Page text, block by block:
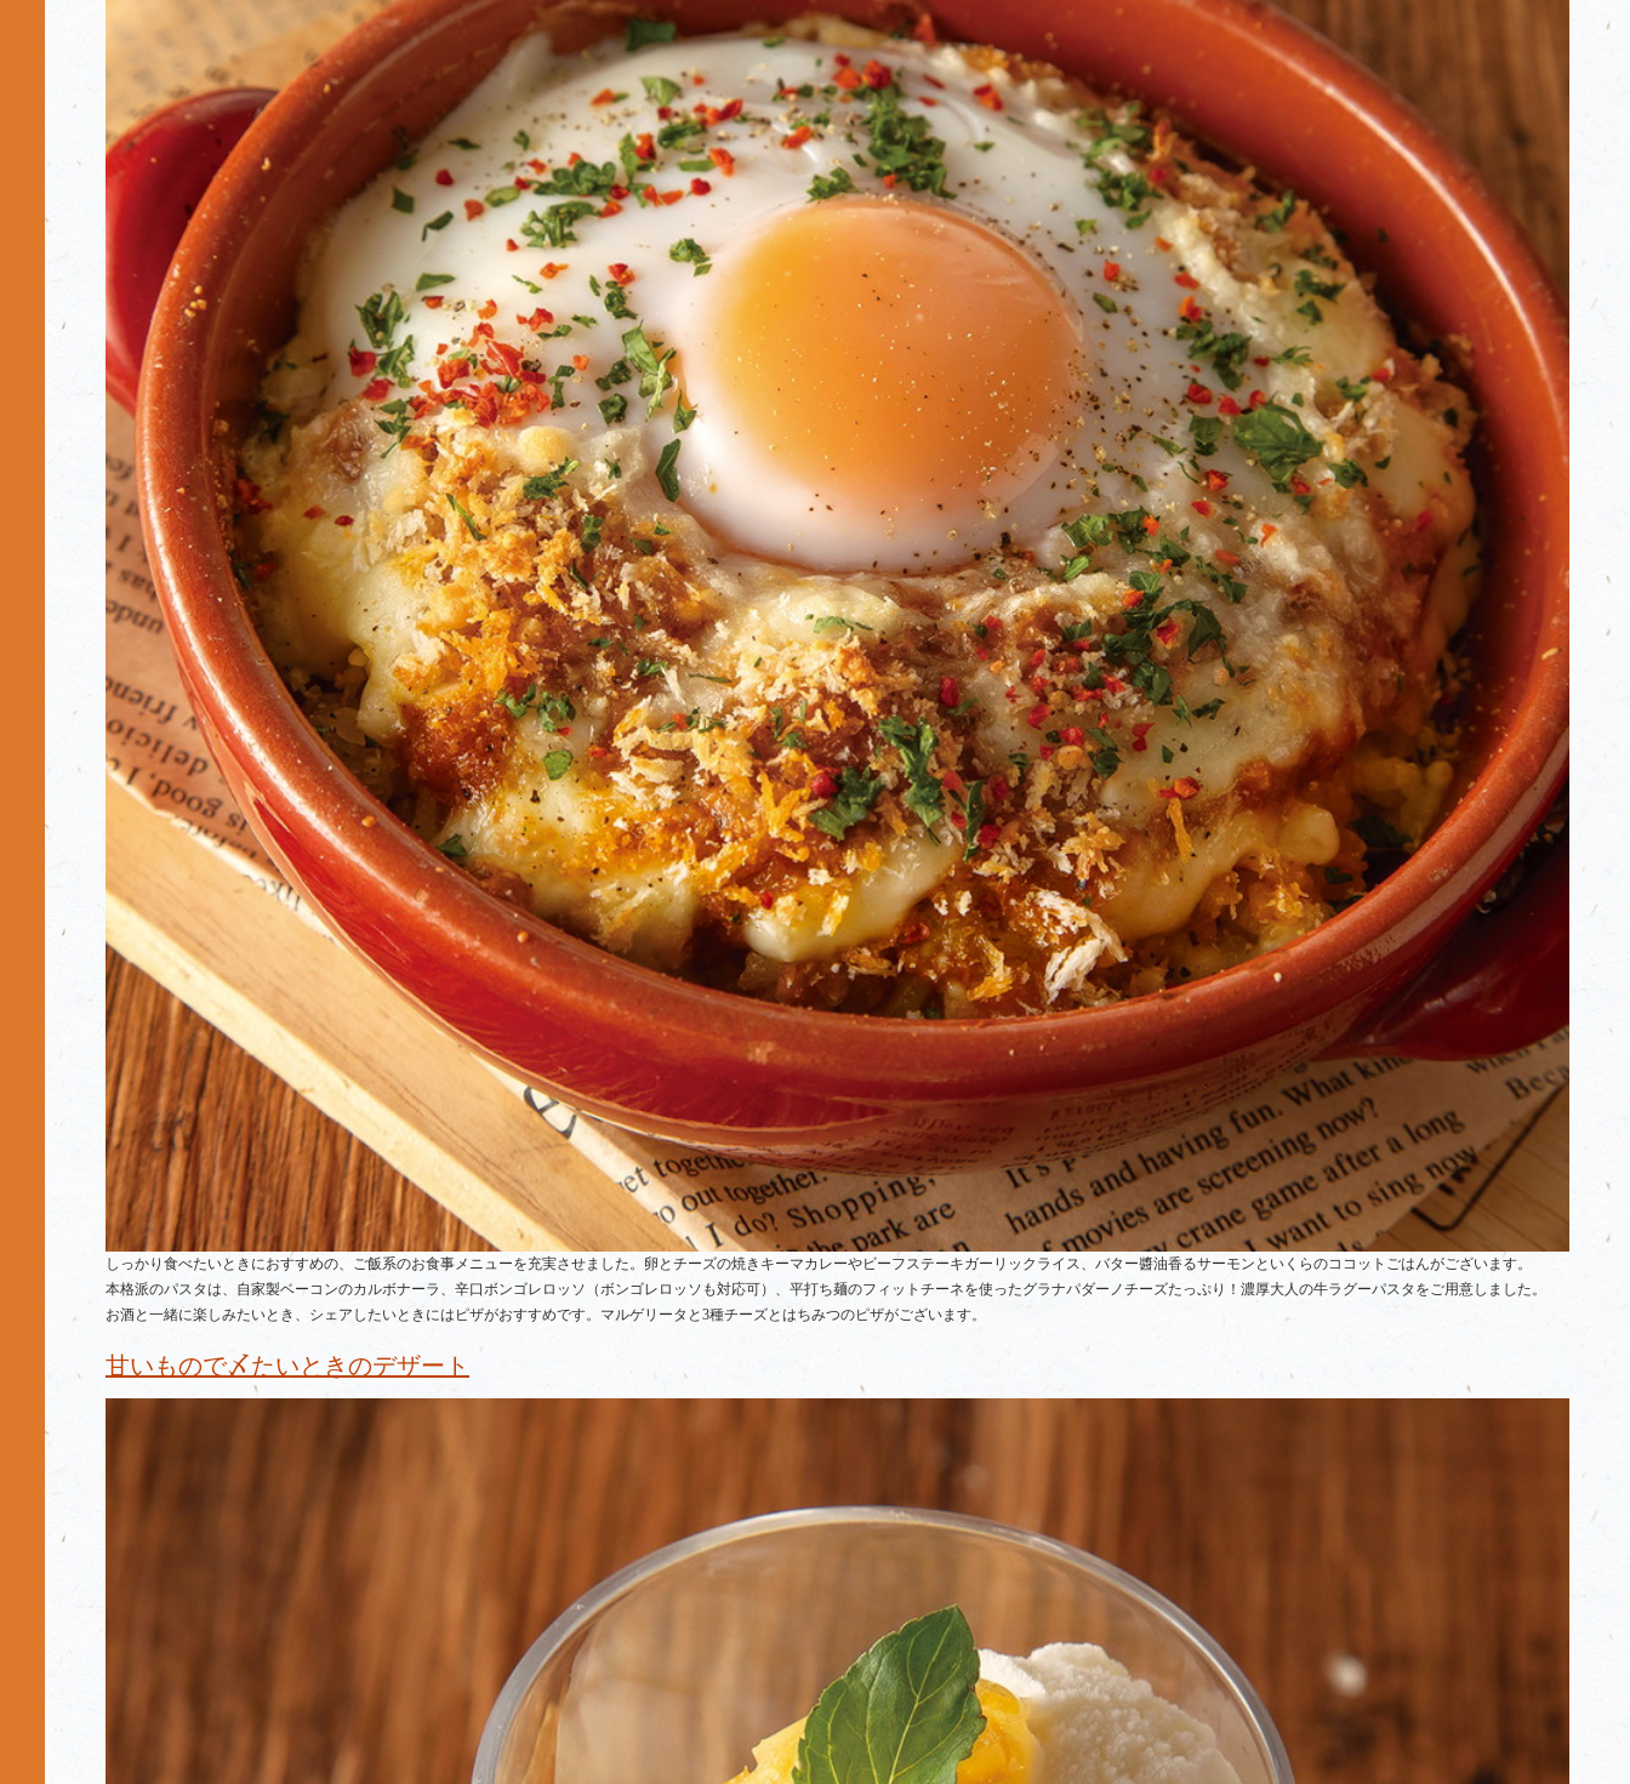
しっかり食べたいときにおすすめの、ご飯系のお食事メニューを充実させました。卵とチーズの焼きキーマカレーやビーフステーキガーリックライス、バター醬油香るサーモンといくらのココットごはんがございます。
本格派のパスタは、自家製ベーコンのカルボナーラ、辛口ボンゴレロッソ（ボンゴレロッソも対応可）、平打ち麺のフィットチーネを使ったグラナパダーノチーズたっぷり！濃厚大人の牛ラグーパスタをご用意しました。
お酒と一緒に楽しみたいとき、シェアしたいときにはピザがおすすめです。マルゲリータと3種チーズとはちみつのピザがございます。
甘いもので〆たいときのデザート